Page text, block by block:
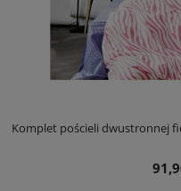
Komplet pościeli dwustronnej